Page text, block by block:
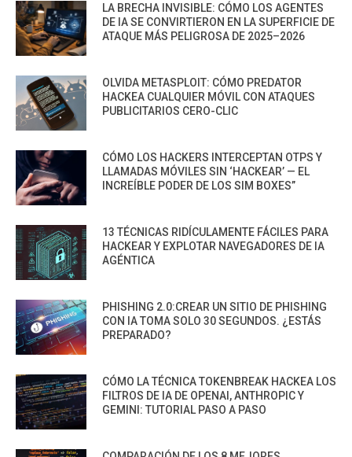
LA BRECHA INVISIBLE: CÓMO LOS AGENTES
DE IA SE CONVIRTIERON EN LA SUPERFICIE DE
ATAQUE MÁS PELIGROSA DE 2025–2026
OLVIDA METASPLOIT: CÓMO PREDATOR
HACKEA CUALQUIER MÓVIL CON ATAQUES
PUBLICITARIOS CERO-CLIC
CÓMO LOS HACKERS INTERCEPTAN OTPS Y
LLAMADAS MÓVILES SIN ‘HACKEAR’ — EL
INCREÍBLE PODER DE LOS SIM BOXES”
13 TÉCNICAS RIDÍCULAMENTE FÁCILES PARA
HACKEAR Y EXPLOTAR NAVEGADORES DE IA
AGÉNTICA
PHISHING 2.0:CREAR UN SITIO DE PHISHING
CON IA TOMA SOLO 30 SEGUNDOS. ¿ESTÁS
PREPARADO?
CÓMO LA TÉCNICA TOKENBREAK HACKEA LOS
FILTROS DE IA DE OPENAI, ANTHROPIC Y
GEMINI: TUTORIAL PASO A PASO